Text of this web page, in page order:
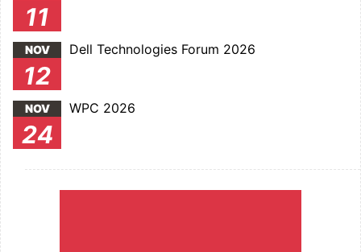
11
NOV
12
Dell Technologies Forum 2026
NOV
24
WPC 2026